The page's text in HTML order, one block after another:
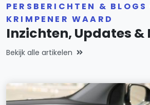
PERSBERICHTEN & BLOGS
KRIMPENER WAARD
Inzichten, Updates &
Bekijk alle artikelen